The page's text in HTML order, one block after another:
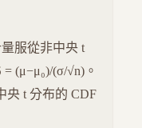
服從非中央 t
(μ−μ₀)/(σ/√n)。
央 t 分布的 CDF